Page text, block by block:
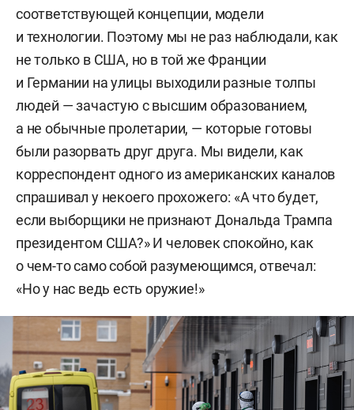
соответствующей концепции, модели
и технологии. Поэтому мы не раз наблюдали, как
не только в США, но в той же Франции
и Германии на улицы выходили разные толпы
людей — зачастую с высшим образованием,
а не обычные пролетарии, — которые готовы
были разорвать друг друга. Мы видели, как
корреспондент одного из американских каналов
спрашивал у некоего прохожего: «А что будет,
если выборщики не признают Дональда Трампа
президентом США?» И человек спокойно, как
о чем-то само собой разумеющимся, отвечал:
«Но у нас ведь есть оружие!»